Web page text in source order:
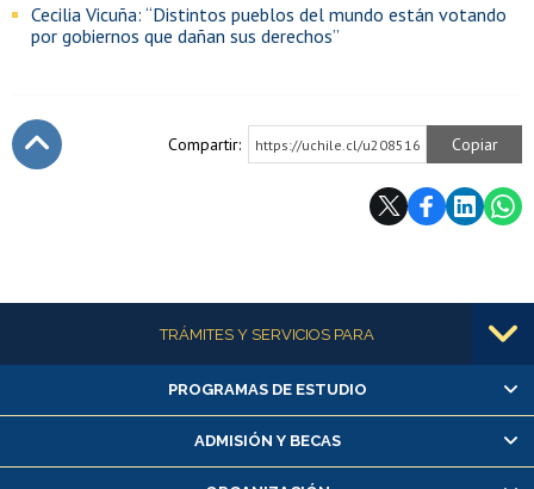
Cecilia Vicuña: “Distintos pueblos del mundo están votando
por gobiernos que dañan sus derechos”
Compartir: https://uchile.cl/u208516 Copiar
Más informaciónTRÁMITES Y SERVICIOS PARA
Alumnas/os y exalumnas/os
Matrícula en línea
Inscripción y cambio de asignaturas
PROGRAMAS DE ESTUDIO
ADMISIÓN Y BECAS